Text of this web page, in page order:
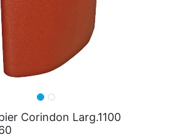
Corindon Larg.1100